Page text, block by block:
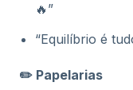
🔥”
“Equilíbrio é
✏️ Papelarias